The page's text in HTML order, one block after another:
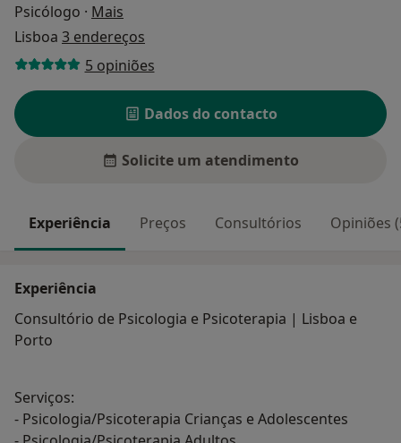
Psicólogo · Mais
Lisboa 3 endereços
5 opiniões
Dados do contacto
Solicite um atendimento
Experiência Preços Consultórios Opiniões
Experiência
Consultório de Psicologia e Psicoterapia | Lisboa e
Porto
Serviços:
- Psicologia/Psicoterapia Crianças e Adolescentes